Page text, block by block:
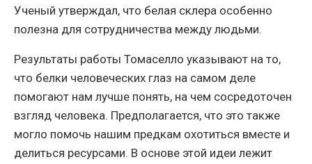
Ученый утверждал, что белая склера особенно
полезна для сотрудничества между людьми.
Результаты работы Томаселло указывают на то,
что белки человеческих глаз на самом деле
помогают нам лучше понять, на чем сосредоточен
взгляд человека. Предполагается, что это также
могло помочь нашим предкам охотиться вместе и
делиться ресурсами. В основе этой идеи лежит